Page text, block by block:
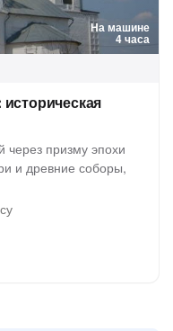
На машине
4 часа
через призму эпохи
и древние соборы,